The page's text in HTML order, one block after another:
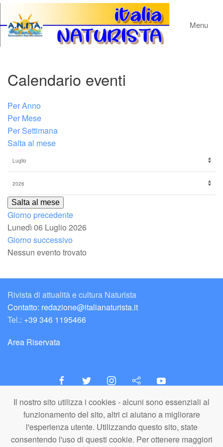
Il nostro sito utilizza i cookies - alcuni sono essenziali al
funzionamento del sito, altri ci aiutano a migliorare
l'esperienza utente. Utilizzando questo sito, state
consentendo l'uso di questi cookie. Per ottenere maggiori
Menu
Calendario eventi
Per Anno
Per Mese
Per Settimana
Salta al mese
Salta al mese
Giorno precedente
Lunedì 06 Luglio 2026
Giorno successivo
Nessun evento trovato
Rivista di attualità e cultura Naturista
Contatto: redazione@italianaturista.it
Tel.: +39 346 1195466
Area Riservata
italiaNATURISTA
Editore e Redazione
A.N.ITA. Associazione Naturista Italiana (APS)
C.F. 80203710159